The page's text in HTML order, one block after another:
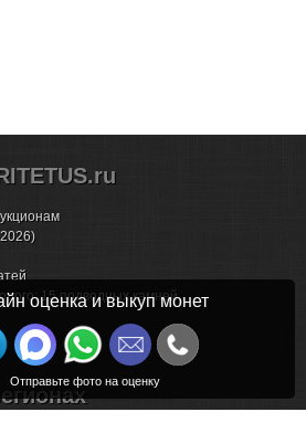
15 подводных камней
оценка и выкуп монет